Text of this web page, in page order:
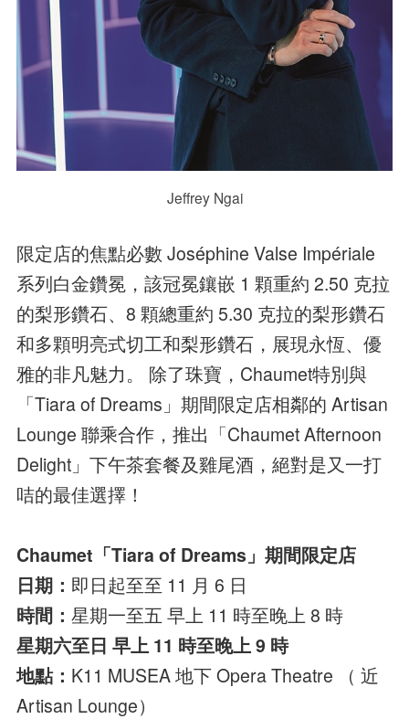
Jeffrey Ngai
限定店的焦點必數 Joséphine Valse Impériale
系列白金鑽冕，該冠冕鑲嵌 1 顆重約 2.50 克拉
的梨形鑽石、8 顆總重約 5.30 克拉的梨形鑽石
和多顆明亮式切工和梨形鑽石，展現永恆、優
雅的非凡魅力。 除了珠寶，Chaumet特別與
「Tiara of Dreams」期間限定店相鄰的 Artisan
Lounge 聯乘合作，推出「Chaumet Afternoon
Delight」下午茶套餐及雞尾酒，絕對是又一打
咭的最佳選擇！
Chaumet「Tiara of Dreams」期間限定店
日期： 即日起至至 11 月 6 日
時間： 星期一至五 早上 11 時至晚上 8 時
星期六至日 早上 11 時至晚上 9 時
地點： K11 MUSEA 地下 Opera Theatre （ 近
Artisan Lounge）